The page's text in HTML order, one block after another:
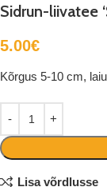
Sidrun-liivatee
5.00€
Kõrgus 5-10 cm,
Lisa võrdlusse